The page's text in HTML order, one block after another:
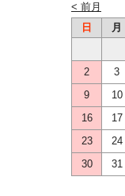
< 前月
日
月
2
3
9
10
16
17
23
24
30
31